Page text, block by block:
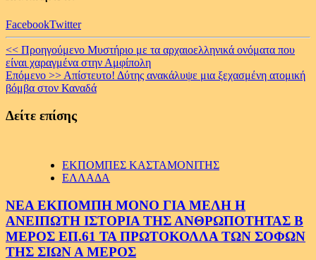
FacebookTwitter
Continue
Reading
<< Προηγούμενο Μυστήριο με τα αρχαιοελληνικά ονόματα που
είναι χαραγμένα στην Αμφίπολη
Επόμενο >> Απίστευτο! Δύτης ανακάλυψε μια ξεχασμένη ατομική
βόμβα στον Καναδά
Δείτε επίσης
ΕΚΠΟΜΠΕΣ ΚΑΣΤΑΜΟΝΙΤΗΣ
ΕΛΛΑΔΑ
ΝΕΑ ΕΚΠΟΜΠΗ ΜΟΝΟ ΓΙΑ ΜΕΛΗ Η
ΑΝΕΙΠΩΤΗ ΙΣΤΟΡΙΑ ΤΗΣ ΑΝΘΡΩΠΟΤΗΤΑΣ Β
ΜΕΡΟΣ ΕΠ.61 ΤΑ ΠΡΩΤΟΚΟΛΛΑ ΤΩΝ ΣΟΦΩΝ
ΤΗΣ ΣΙΩΝ Α ΜΕΡΟΣ